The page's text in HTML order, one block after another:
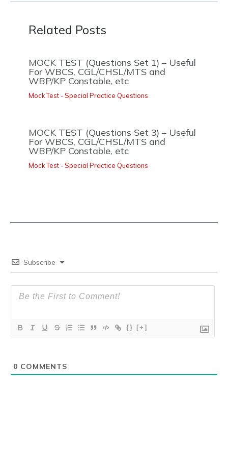
Related Posts
MOCK TEST (Questions Set 1) – Useful
For WBCS, CGL/CHSL/MTS and
WBP/KP Constable, etc
Mock Test - Special Practice Questions
MOCK TEST (Questions Set 3) – Useful
For WBCS, CGL/CHSL/MTS and
WBP/KP Constable, etc
Mock Test - Special Practice Questions
Subscribe
{} [+]
0 COMMENTS